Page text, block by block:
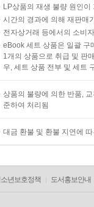
LP상품의 재생 불량 원인
시간의 경과에 의해 재판매
전자상거래 등에서의 소비
eBook 세트 상품은 일괄 구
1개의 상품으로 취급 및 판
우, 세트 상품 전부 및 세트
상품의 불량에 의한 반품,
준하여 처리됨
대금 환불 및 환불 지연에
년보호정책 도서홍보안내